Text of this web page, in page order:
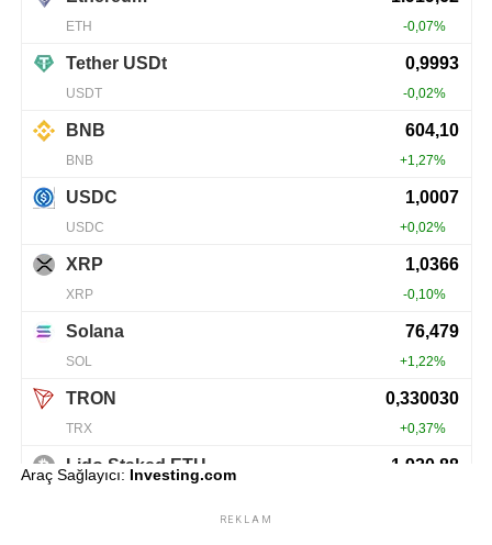
Araç Sağlayıcı: Investing.com
REKLAM